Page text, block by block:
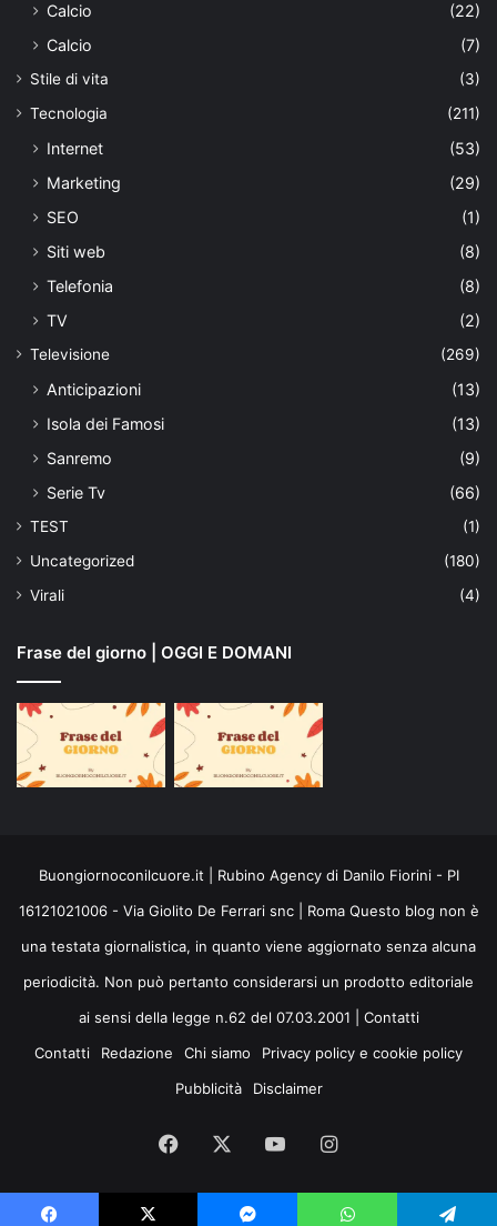
Calcio
(22)
Calcio
(7)
Stile di vita
(3)
Tecnologia
(211)
Internet
(53)
Marketing
(29)
SEO
(1)
Siti web
(8)
Telefonia
(8)
TV
(2)
Televisione (269)
Anticipazioni
(13)
Isola dei Famosi
(13)
Sanremo
(9)
Serie Tv
(66)
TEST
(1)
Uncategorized
(180)
Virali
(4)
Frase del giorno | OGGI E DOMANI
Buongiornoconilcuore.it | Rubino Agency di Danilo Fiorini - PI
16121021006 - Via Giolito De Ferrari snc | Roma Questo blog non è
una testata giornalistica, in quanto viene aggiornato senza alcuna
periodicità. Non può pertanto considerarsi un prodotto editoriale
ai sensi della legge n.62 del 07.03.2001 | Contatti
Contatti
Redazione Chi siamo
Privacy policy e cookie policy
Pubblicità
Disclaimer